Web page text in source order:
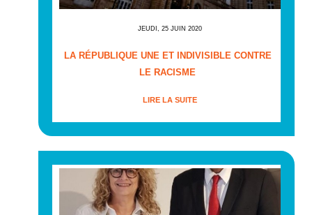
JEUDI, 25 JUIN 2020
LA RÉPUBLIQUE UNE ET INDIVISIBLE CONTRE
LE RACISME
LIRE LA SUITE